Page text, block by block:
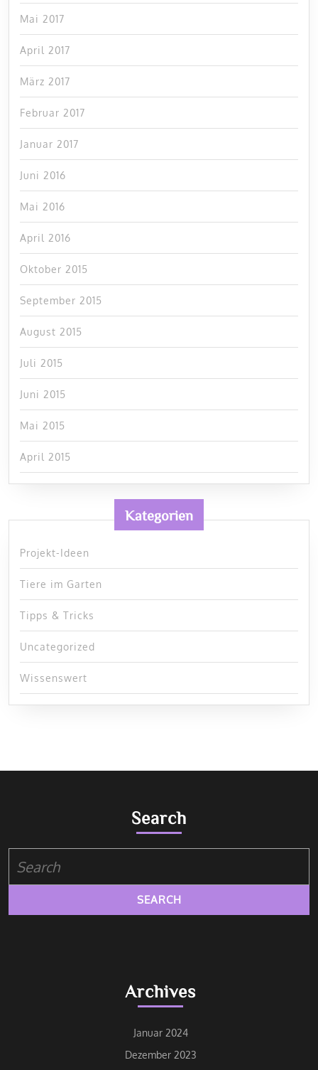
Mai 2017
April 2017
März 2017
Februar 2017
Januar 2017
Juni 2016
Mai 2016
April 2016
Oktober 2015
September 2015
August 2015
Juli 2015
Juni 2015
Mai 2015
April 2015
Kategorien
Projekt-Ideen
Tiere im Garten
Tipps & Tricks
Uncategorized
Wissenswert
Search
for:
Archives
Januar 2024
Dezember 2023